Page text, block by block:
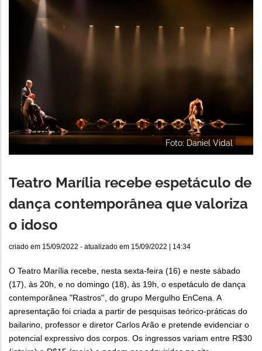
Foto: Daniel Vidal
Teatro Marília recebe espetáculo de
dança contemporânea que valoriza
o idoso
criado em 15/09/2022 - atualizado em 15/09/2022 | 14:34
O Teatro Marília recebe, nesta sexta-feira (16) e neste sábado
(17), às 20h, e no domingo (18), às 19h, o espetáculo de dança
contemporânea "Rastros'', do grupo Mergulho EnCena. A
apresentação foi criada a partir de pesquisas teórico-práticas do
bailarino, professor e diretor Carlos Arão e pretende evidenciar o
potencial expressivo dos corpos. Os ingressos variam entre R$30